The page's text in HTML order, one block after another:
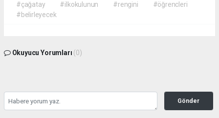
#çağatay #ilkokulunun #rengini
#öğrencleri
#belirleyecek
Okuyucu Yorumları (0)
Gönder